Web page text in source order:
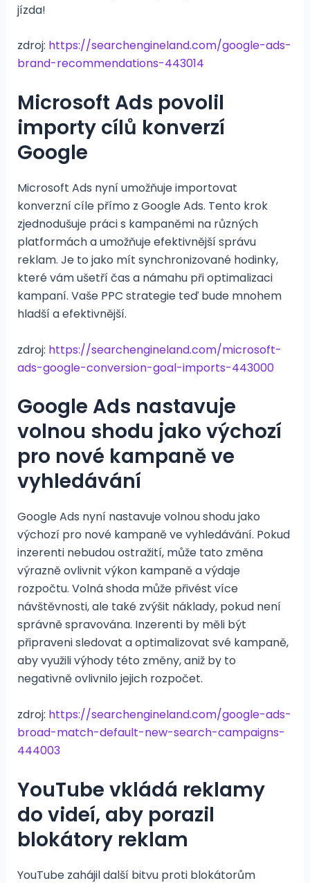
jízda​!
zdroj: https://searchengineland.com/google-ads-
brand-recommendations-443014
Microsoft Ads povolil
importy cílů konverzí
Google
Microsoft Ads nyní umožňuje importovat
konverzní cíle přímo z Google Ads. Tento krok
zjednodušuje práci s kampaněmi na různých
platformách a umožňuje efektivnější správu
reklam. Je to jako mít synchronizované hodinky,
které vám ušetří čas a námahu při optimalizaci
kampaní. Vaše PPC strategie teď bude mnohem
hladší a efektivnější​.
zdroj: https://searchengineland.com/microsoft-
ads-google-conversion-goal-imports-443000
Google Ads nastavuje
volnou shodu jako výchozí
pro nové kampaně ve
vyhledávání
Google Ads nyní nastavuje volnou shodu jako
výchozí pro nové kampaně ve vyhledávání. Pokud
inzerenti nebudou ostražití, může tato změna
výrazně ovlivnit výkon kampaně a výdaje
rozpočtu. Volná shoda může přivést více
návštěvnosti, ale také zvýšit náklady, pokud není
správně spravována. Inzerenti by měli být
připraveni sledovat a optimalizovat své kampaně,
aby využili výhody této změny, aniž by to
negativně ovlivnilo jejich rozpočet​.
zdroj: https://searchengineland.com/google-ads-
broad-match-default-new-search-campaigns-
444003
YouTube vkládá reklamy
do videí, aby porazil
blokátory reklam
YouTube zahájil další bitvu proti blokátorům